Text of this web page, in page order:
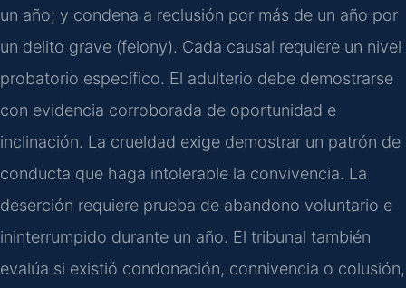
un año; y condena a reclusión por más de un año por
un delito grave (felony). Cada causal requiere un nivel
probatorio específico. El adulterio debe demostrarse
con evidencia corroborada de oportunidad e
inclinación. La crueldad exige demostrar un patrón de
conducta que haga intolerable la convivencia. La
deserción requiere prueba de abandono voluntario e
ininterrumpido durante un año. El tribunal también
evalúa si existió condonación, connivencia o colusión,